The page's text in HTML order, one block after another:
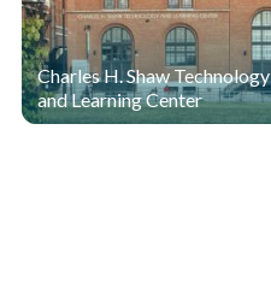
Charles H. Shaw Technology
and Learning Center